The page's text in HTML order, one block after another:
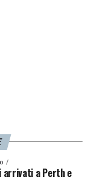
arrivati a Perth e